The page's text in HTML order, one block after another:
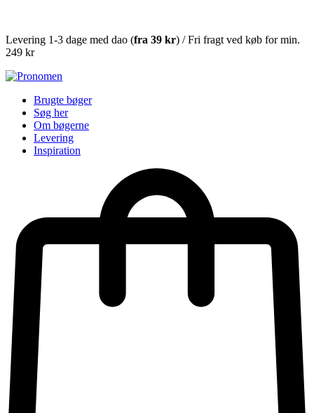
Levering 1-3 dage med dao (fra 39 kr) / Fri fragt ved køb for min.
249 kr
Brugte bøger
Søg her
Om bøgerne
Levering
Inspiration